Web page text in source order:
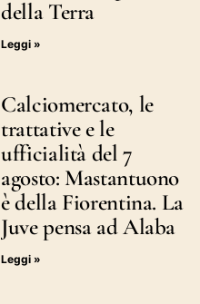
della Terra
Leggi »
Calciomercato, le
trattative e le
ufficialità del 7
agosto: Mastantuono
è della Fiorentina. La
Juve pensa ad Alaba
Leggi »